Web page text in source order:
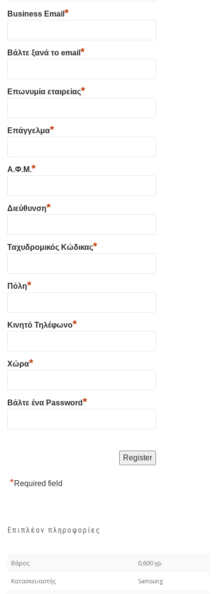
Business Email *
Βάλτε ξανά το email *
Επωνυμία εταιρείας*
Επάγγελμα*
Α.Φ.Μ.*
Διεύθυνση*
Ταχυδρομικός Κώδικας*
Πόλη*
Κινητό Τηλέφωνο*
Χώρα*
Βάλτε ένα Password*
*Required field
Επιπλέον πληροφορίες
Βάρος 0,600 γρ.
Κατασκευαστής Samsung